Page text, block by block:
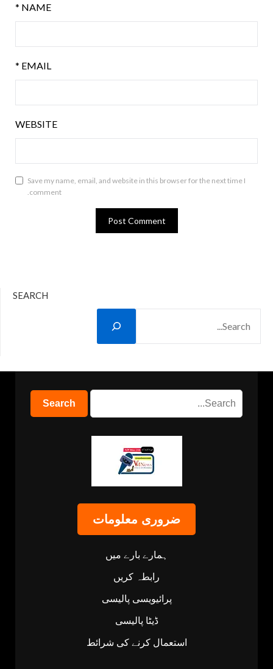
NAME
*
EMAIL
*
WEBSITE
Save my name, email, and website in this browser for the next time I
comment.
SEARCH
ضروری معلومات
ہمارے بارے میں
رابطہ کریں
پرائیویسی پالیسی
ڈیٹا پالیسی
استعمال کرنے کی شرائط